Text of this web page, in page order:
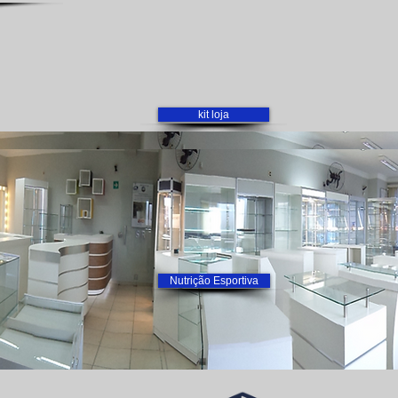
kit loja
nosso show room!
nosso show
Nutrição Esportiva